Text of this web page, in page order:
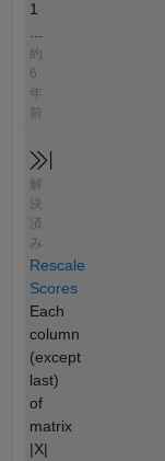
1
約
6
年
前
解
決
済
み
Rescale
Scores
Each
column
(except
last)
of
matrix
|X|